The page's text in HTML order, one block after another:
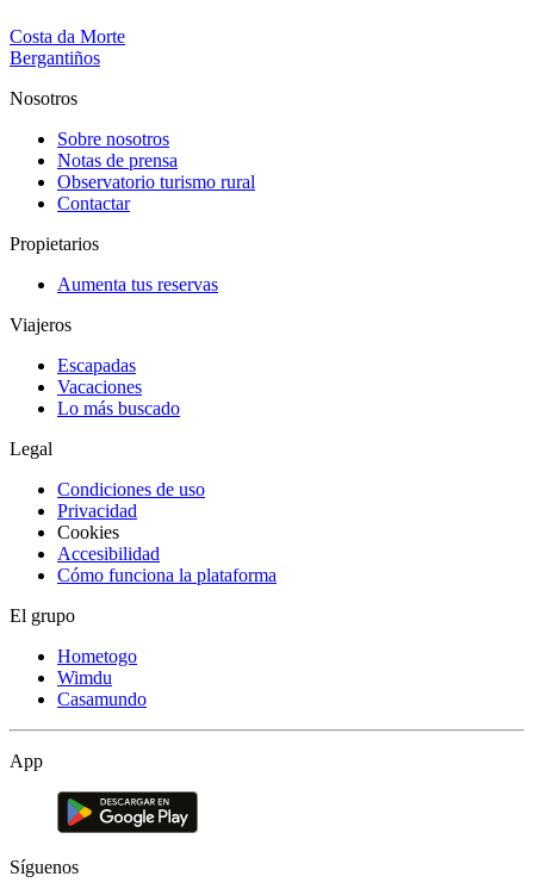
Costa da Morte
Bergantiños
Nosotros
Sobre nosotros
Notas de prensa
Observatorio turismo rural
Contactar
Propietarios
Aumenta tus reservas
Viajeros
Escapadas
Vacaciones
Lo más buscado
Legal
Condiciones de uso
Privacidad
Cookies
Accesibilidad
Cómo funciona la plataforma
El grupo
Hometogo
Wimdu
Casamundo
App
Síguenos